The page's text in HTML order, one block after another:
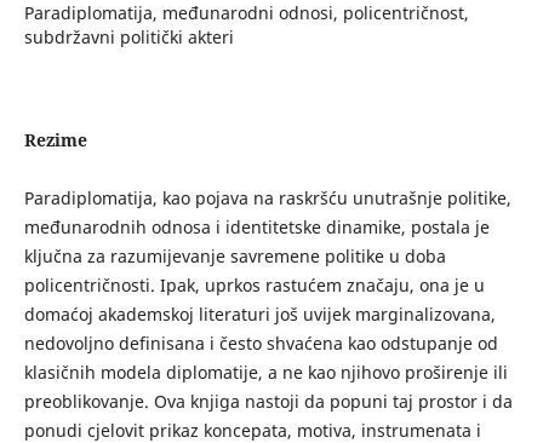
Paradiplomatija, međunarodni odnosi, policentričnost,
subdržavni politički akteri
Rezime
Paradiplomatija, kao pojava na raskršću unutrašnje politike,
međunarodnih odnosa i identitetske dinamike, postala je
klјučna za razumijevanje savremene politike u doba
policentričnosti. Ipak, uprkos rastućem značaju, ona je u
domaćoj akademskoj literaturi još uvijek marginalizovana,
nedovolјno definisana i često shvaćena kao odstupanje od
klasičnih modela diplomatije, a ne kao njihovo proširenje ili
preoblikovanje. Ova knjiga nastoji da popuni taj prostor i da
ponudi cjelovit prikaz koncepata, motiva, instrumenata i